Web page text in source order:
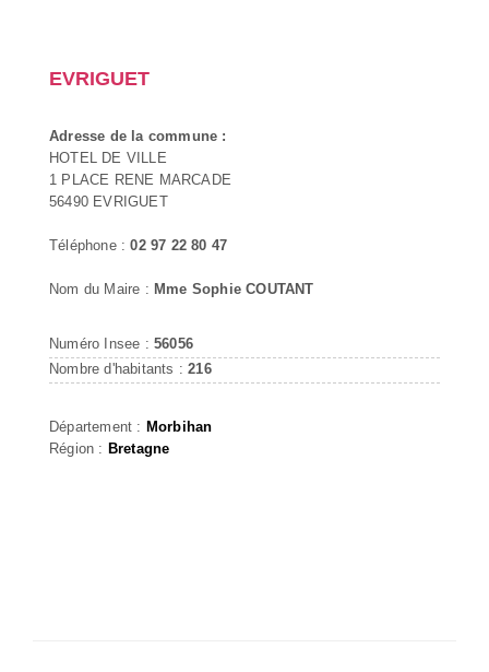
EVRIGUET
Adresse de la commune :
HOTEL DE VILLE
1 PLACE RENE MARCADE
56490 EVRIGUET
Téléphone :02 97 22 80 47
Nom du Maire : Mme Sophie COUTANT
Numéro Insee : 56056
Nombre d'habitants :216
Département : Morbihan
Région : Bretagne